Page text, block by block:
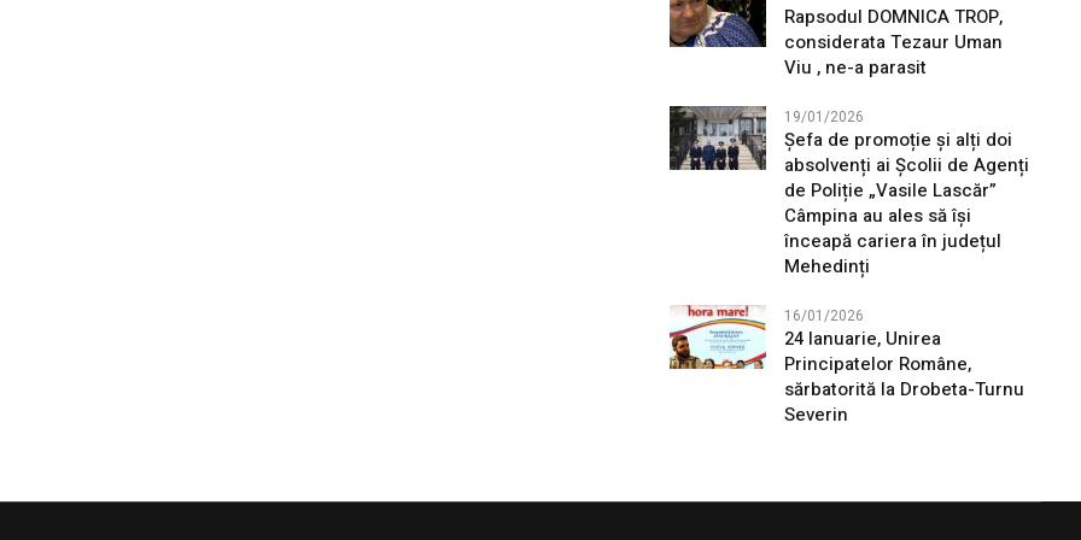
Rapsodul DOMNICA TROP,
considerata Tezaur Uman
Viu , ne-a parasit
19/01/2026
Șefa de promoție și alți doi
absolvenți ai Școlii de Agenți
de Poliție „Vasile Lascăr”
Câmpina au ales să își
înceapă cariera în județul
Mehedinți
16/01/2026
24 Ianuarie, Unirea
Principatelor Române,
sărbatorită la Drobeta-Turnu
Severin